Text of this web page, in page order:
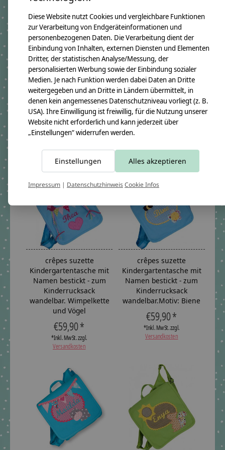
crêpes suzette
Kindergartentasche /
Rucksack mit Namen
bestickt. Frosch und
Schnecke
€59,90 *
*Inkl. MwSt. zzgl.
crêpes suzette
Kindergartentasche /
Rucksack mit Namen
bestickt. Glückspilz,
Fliegenpilz, Pilz
€59,90 *
crêpes suzette
Kindergartentasche mit
Namen bestickt - zum
Kinderrucksack
wandelbar. Wimpelkette
und Vögel
€59,90 *
*Inkl. MwSt. zzgl.
Versandkosten
crêpes suzette
Kindergartentasche mit
Namen bestickt - zum
Kinderrucksack
wandelbar.Motiv: Biene
€59,90 *
*Inkl. MwSt. zzgl.
Versandkosten
Diese Website nutzt Cookies und vergleichbare Funktionen
zur Verarbeitung von Endgeräteinformationen und
personenbezogenen Daten. Die Verarbeitung dient der
Einbindung von Inhalten, externen Diensten und Elementen
Dritter, der statistischen Analyse/Messung, der
personalisierten Werbung sowie der Einbindung sozialer
Medien. Je nach Funktion werden dabei Daten an Dritte
weitergegeben und an Dritte in Ländern übermittelt, in
denen kein angemessenes Datenschutzniveau vorliegt (z. B.
USA). Ihre Einwilligung ist freiwillig, für die Nutzung unserer
Website nicht erforderlich und kann jederzeit über
„Einstellungen“ widerrufen werden.
Einstellungen Alles akzeptieren
Impressum | DatenschutzhinweisCookie Infos